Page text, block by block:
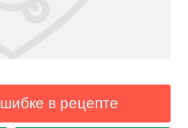
в рецепте